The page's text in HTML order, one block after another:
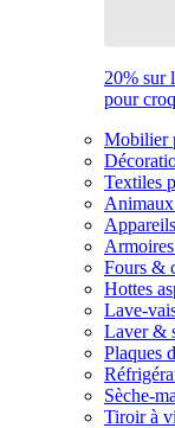
20% sur
pour
Mobilier
Textiles
Animaux
Fours &
Hottes
Lave-
Laver &
Plaques
Sèche-
Tiroir à